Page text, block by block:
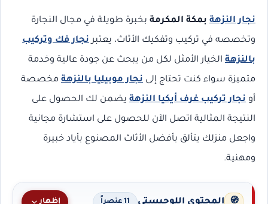
نجار النزهة بمكة المكرمة بخبرة طويلة في مجال النجارة
وتخصصه في تركيب وتفكيك الأثاث، يعتبر نجار فك وتركيب
بالنزهة الخيار الأمثل لكل من يبحث عن جودة عالية وخدمة
متميزة سواء كنت تحتاج إلى نجار موبيليا بالنزهة مخصصة
أو نجار تركيب غرف أيكيا النزهة يضمن لك الحصول على
النتيجة المثالية اتصل الآن للحصول على استشارة مجانية
واجعل منزلك يتألق بأفضل الأثاث المصنوع بأياد خبيرة
ومهنية.
🧭 11 عنصراً إظهار